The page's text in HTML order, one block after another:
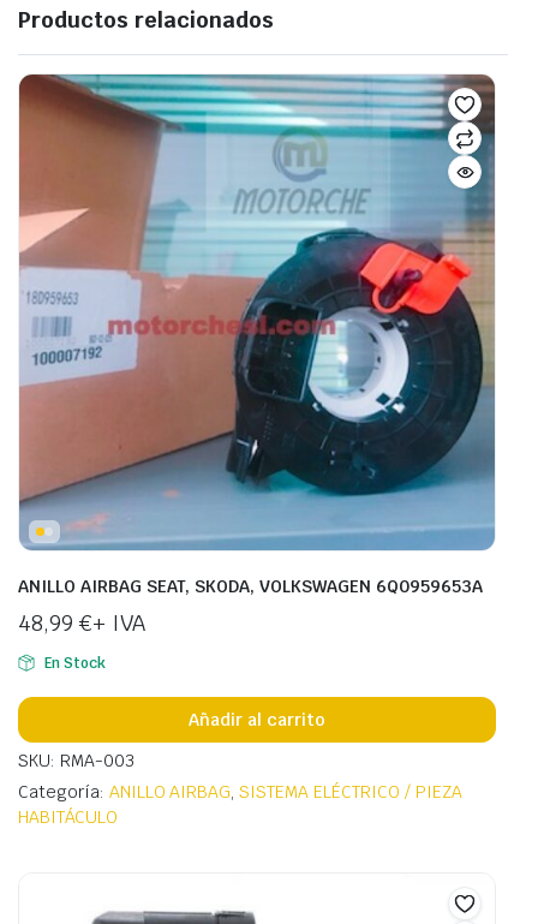
Productos relacionados
ANILLO AIRBAG SEAT, SKODA, VOLKSWAGEN 6Q0959653A
48,99 €+ IVA
En Stock
Añadir al carrito
SKU: RMA-003
Categoría: ANILLO AIRBAG,SISTEMA ELÉCTRICO / PIEZA
HABITÁCULO